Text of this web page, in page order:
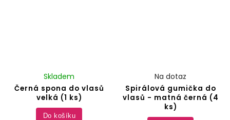
Černá spona do vlasů
velká (1 ks)
Skladem
Do košíku
Spirálová gumička do
vlasů - matná černá (4
ks)
Na dotaz